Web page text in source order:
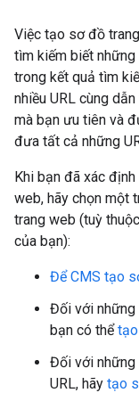
Việc tạo sơ đồ
tìm kiếm biết những
trong kết quả tìm
nhiều URL cùng
mà bạn ưu tiên và
đưa tất cả những
Khi bạn đã xác
web, hãy chọn một
trang web (tuỳ
của bạn):
Để CMS tạo
Đối với những
bạn có thể
Đối với những
URL, hãy tạo